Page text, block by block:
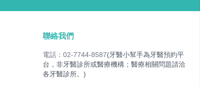
聯絡我們
電話：02-7744-8587(牙醫小幫手為牙醫預約平
台，非牙醫診所或醫療機構；醫療相關問題請洽
各牙醫診所。)